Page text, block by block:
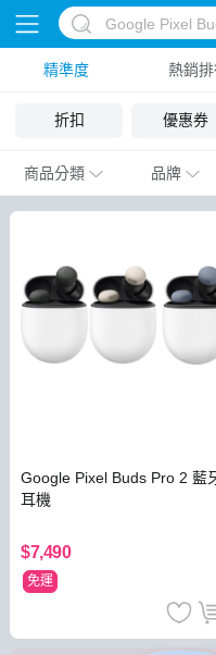
精準度 熱銷
折扣 優惠券
商品分類 品牌
Google Pixel Buds Pro 2 藍
耳機
$7,490
免運